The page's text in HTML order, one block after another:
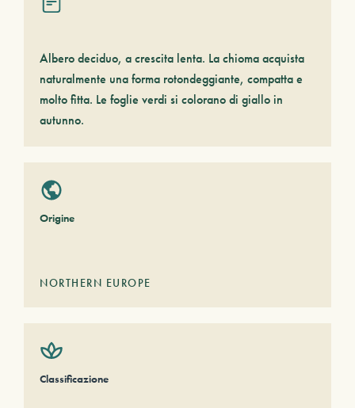
Albero deciduo, a crescita lenta. La chioma acquista
naturalmente una forma rotondeggiante, compatta e
molto fitta. Le foglie verdi si colorano di giallo in
autunno.
Origine
NORTHERN EUROPE
Classificazione